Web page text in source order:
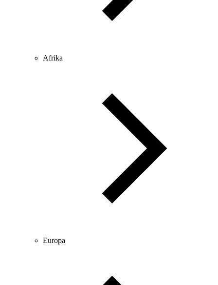
Afrika
Europa